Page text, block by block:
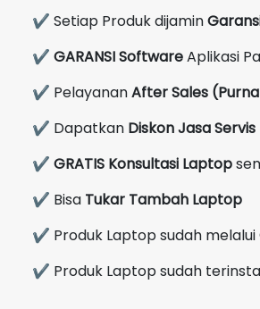
✔ Setiap Produk dijamin
✔ GARANSI SoftwareAplikasi
✔ PelayananAfter Sales
✔ Dapatkan Diskon Jasa Servis
✔ GRATIS Konsultasi Laptop
✔ Bisa Tukar Tambah Laptop
✔ Produk Laptop sudah melalui
✔ Produk Laptop sudah